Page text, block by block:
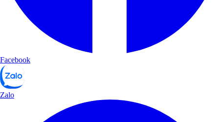
Facebook
Zalo